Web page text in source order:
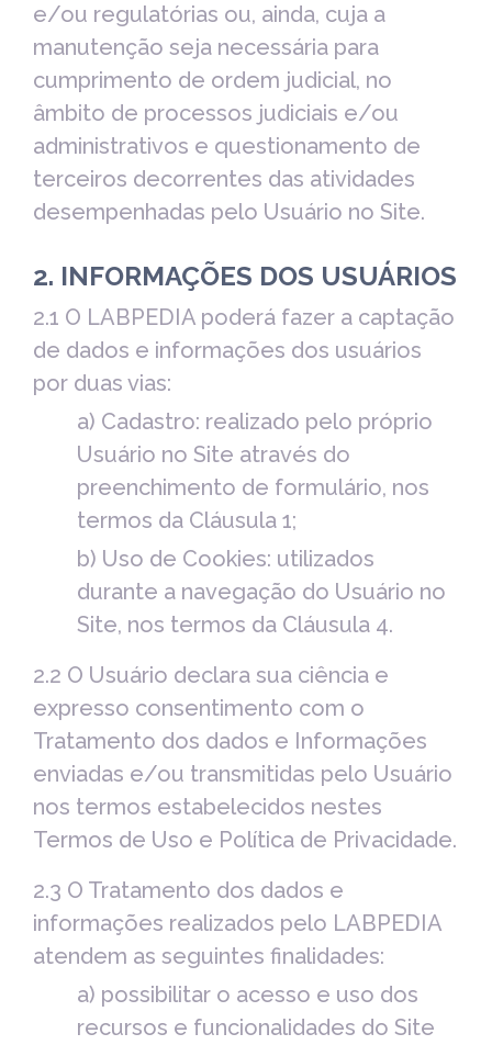
e/ou regulatórias ou, ainda, cuja a
manutenção seja necessária para
cumprimento de ordem judicial, no
âmbito de processos judiciais e/ou
administrativos e questionamento de
terceiros decorrentes das atividades
desempenhadas pelo Usuário no Site.
2. INFORMAÇÕES DOS USUÁRIOS
2.1 O LABPEDIA poderá fazer a captação
de dados e informações dos usuários
por duas vias:
a) Cadastro: realizado pelo próprio
Usuário no Site através do
preenchimento de formulário, nos
termos da Cláusula 1;
b) Uso de Cookies: utilizados
durante a navegação do Usuário no
Site, nos termos da Cláusula 4.
2.2 O Usuário declara sua ciência e
expresso consentimento com o
Tratamento dos dados e Informações
enviadas e/ou transmitidas pelo Usuário
nos termos estabelecidos nestes
Termos de Uso e Política de Privacidade.
2.3 O Tratamento dos dados e
informações realizados pelo LABPEDIA
atendem as seguintes finalidades:
a) possibilitar o acesso e uso dos
recursos e funcionalidades do Site